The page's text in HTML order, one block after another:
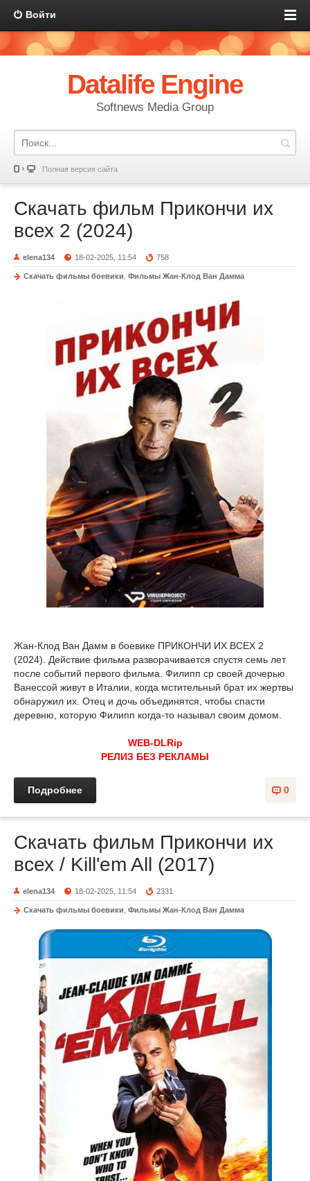
Войти
Datalife Engine
Softnews Media Group
Полная версия сайта
Скачать фильм Прикончи их
всех 2 (2024)
elena134 18-02-2025, 11:54 758
Скачать фильмы боевики Фильмы Жан-Клод Ван Дамма
Жан-Клод Ван Дамм в боевике ПРИКОНЧИ ИХ ВСЕХ 2
(2024). Действие фильма разворачивается спустя семь лет
после событий первого фильма. Филипп ср своей дочерью
Ванессой живут в Италии, когда мстительный брат их жертвы
обнаружил их. Отец и дочь объединятся, чтобы спасти
деревню, которую Филипп когда-то называл своим домом.
WEB-DLRip
РЕЛИЗ БЕЗ РЕКЛАМЫ
0
Подробнее
Скачать фильм Прикончи их
всех / Kill'em All (2017)
elena134 18-02-2025, 11:54 2331
Скачать фильмы боевики Фильмы Жан-Клод Ван Дамма